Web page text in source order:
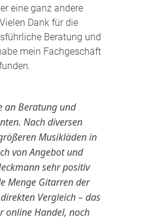
eine ganz andere
Dank für die
Beratung und
mein Fachgeschäft
.
an Beratung und
Nach diversen
Musikläden in
von Angebot und
sehr positiv
Menge Gitarren der
Vergleich – das
online Handel, noch